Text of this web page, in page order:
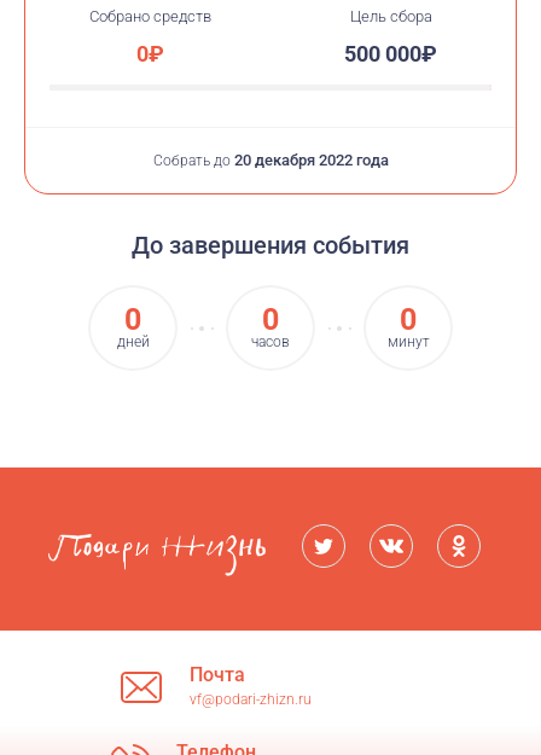
направлена молодым художникам, а вторая
половина - на поддержку тяжелобольных детей.
Присоединяйтесь! Вместе мы можем больше!
Собрано средств
0₽
Цель сбора
500 000₽
Собрать до 20 декабря 2022 года
До завершения события
0
дней
0
часов
0
минут
Почта
vf@podari-zhizn.ru